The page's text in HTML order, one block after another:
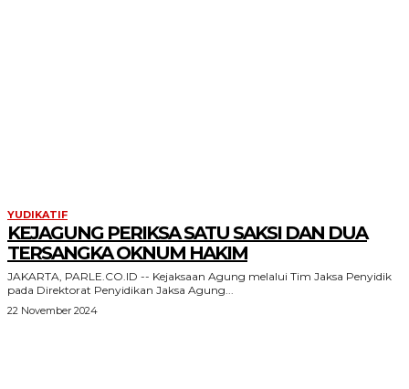
YUDIKATIF
KEJAGUNG PERIKSA SATU SAKSI DAN DUA
TERSANGKA OKNUM HAKIM
JAKARTA, PARLE.CO.ID -- Kejaksaan Agung melalui Tim Jaksa Penyidik
pada Direktorat Penyidikan Jaksa Agung...
22 November 2024